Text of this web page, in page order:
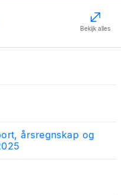
Bekijk alles
årsregnskap og